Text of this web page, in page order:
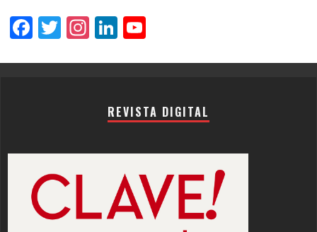
Facebook
Twitter
Instagram
LinkedIn
REVISTA DIGITAL